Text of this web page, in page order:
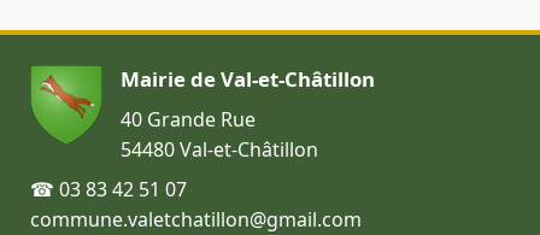
Mairie de Val-et-Châtillon
40 Grande Rue
54480 Val-et-Châtillon
☎ 03 83 42 51 07
commune.valetchatillon@gmail.com